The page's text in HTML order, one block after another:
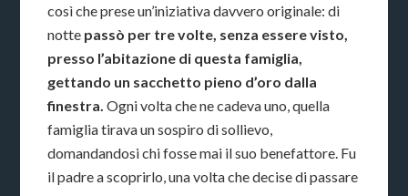
così che prese un’iniziativa davvero originale: di
notte passò per tre volte, senza essere visto,
presso l’abitazione di questa famiglia,
gettando un sacchetto pieno d’oro dalla
finestra. Ogni volta che ne cadeva uno, quella
famiglia tirava un sospiro di sollievo,
domandandosi chi fosse mai il suo benefattore. Fu
il padre a scoprirlo, una volta che decise di passare